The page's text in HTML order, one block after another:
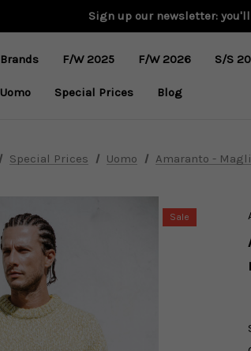
Sign up our newsletter:
Brands F/W 2025 F/W 2026 S/S
Uomo Special Prices Blog
Special Prices Uomo Amaranto -
Sale